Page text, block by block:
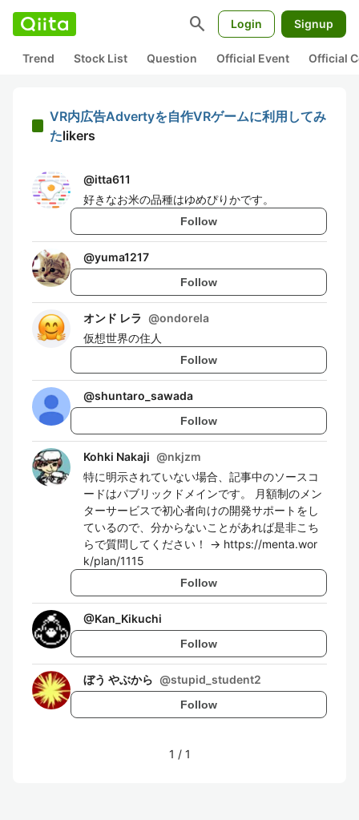
search Login Signup
Trend Stock List Question Official Event Official
VR内広告Advertyを自作VRゲームに利用してみ
たlikers
@itta611
好きなお米の品種はゆめぴりかです。
Follow
@yuma1217
Follow
オンド レラ @ondorela
仮想世界の住人
Follow
@shuntaro_sawada
Follow
Kohki Nakaji @nkjzm
特に明示されていない場合、記事中のソースコ
ードはパブリックドメインです。 月額制のメン
ターサービスで初心者向けの開発サポートをし
ているので、分からないことがあれば是非こち
らで質問してください！ → https://menta.wor
k/plan/1115
Follow
@Kan_Kikuchi
Follow
ぼう やぶから @stupid_student2
Follow
1 / 1